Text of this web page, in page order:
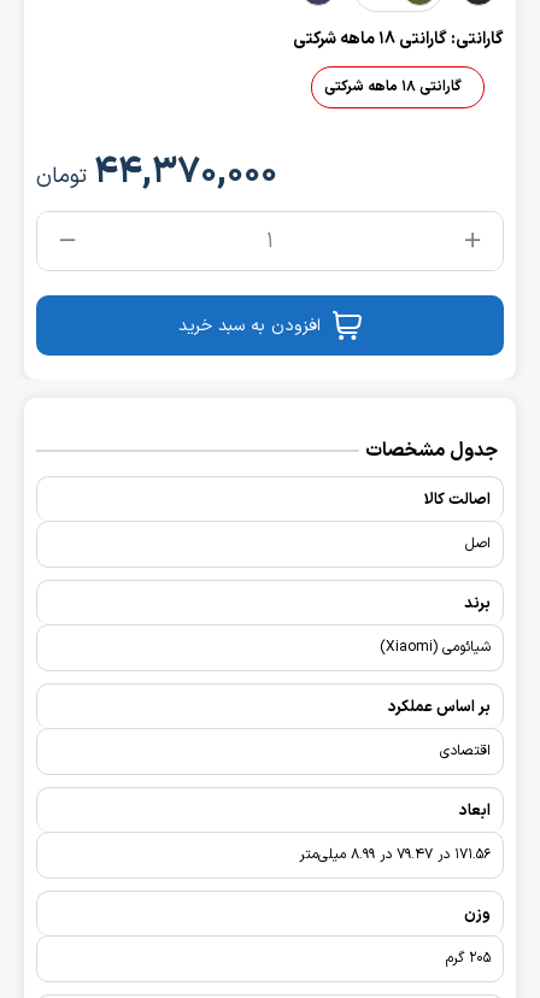
گارانتی: گارانتی 18 ماهه شرکتی
گارانتی 18 ماهه شرکتی
۴۴,۳۷۰,۰۰۰ تومان
افزودن به سبد خرید
جدول مشخصات
اصالت کالا
اصل
برند
شیائومی (Xiaomi)
بر اساس عملکرد
اقتصادی
ابعاد
171.56 در 79.47 در 8.99 میلی‌متر
وزن
205 گرم